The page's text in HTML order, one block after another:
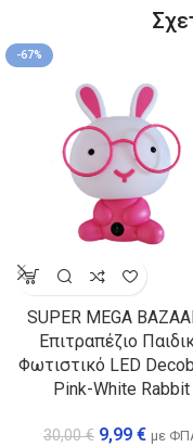
-67%
SUPER MEGA
Επιτραπέζιο
Φωτιστικό LED
Pink-White Rabbit
30,00€ 9,99 € με